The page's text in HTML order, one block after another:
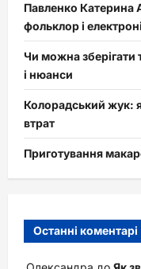
Павленко Катерина
фольклор і
Чи можна зберігати
і нюанси
Колорадський жук:
втрат
Приготування
Останні коментарі